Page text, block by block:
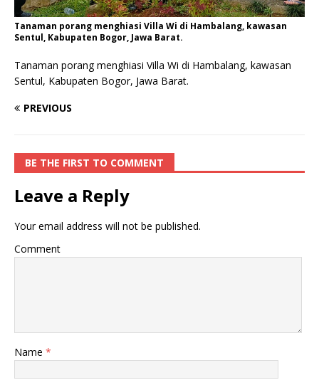
Tanaman porang menghiasi Villa Wi di Hambalang, kawasan
Sentul, Kabupaten Bogor, Jawa Barat.
Tanaman porang menghiasi Villa Wi di Hambalang, kawasan
Sentul, Kabupaten Bogor, Jawa Barat.
PREVIOUS
BE THE FIRST TO COMMENT
Leave a Reply
Your email address will not be published.
Comment
Name *